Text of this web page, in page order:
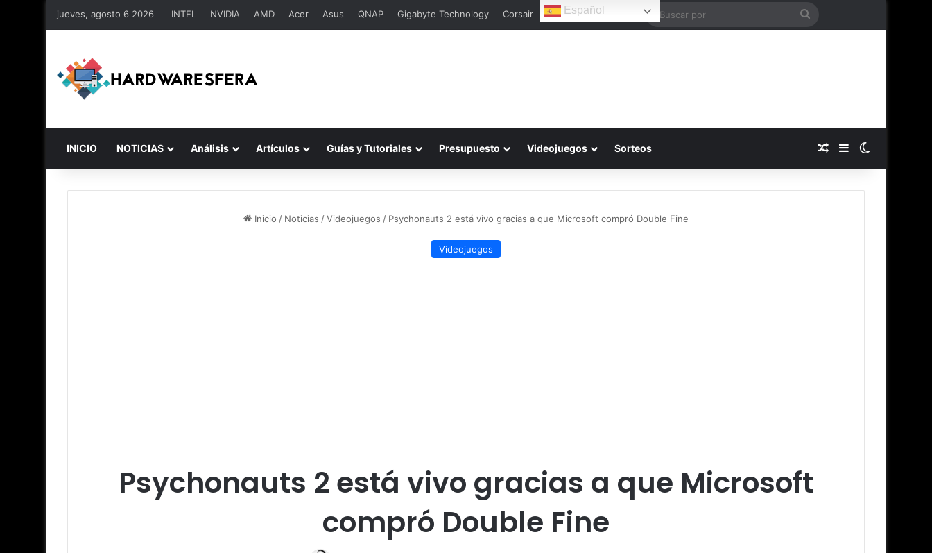
jueves, agosto 6 2026 INTEL NVIDIA AMD Acer Asus QNAP Gigabyte Technology Corsair Español
Buscar
INICIO NOTICIAS Análisis Artículos Guías y Tutoriales Presupuesto Videojuegos Sorteos Publicación al azar
Barra lateral
Inicio / Noticias /Videojuegos / Psychonauts 2 está vivo gracias a que Microsoft compró Double Fine
Videojuegos
Psychonauts 2 está vivo gracias a que Microsoft
compró Double Fine